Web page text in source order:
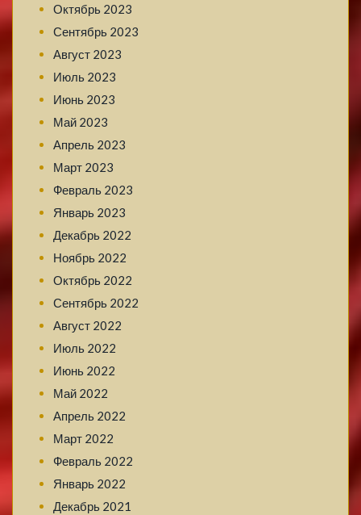
Октябрь 2023
Сентябрь 2023
Август 2023
Июль 2023
Июнь 2023
Май 2023
Апрель 2023
Март 2023
Февраль 2023
Январь 2023
Декабрь 2022
Ноябрь 2022
Октябрь 2022
Сентябрь 2022
Август 2022
Июль 2022
Июнь 2022
Май 2022
Апрель 2022
Март 2022
Февраль 2022
Январь 2022
Декабрь 2021